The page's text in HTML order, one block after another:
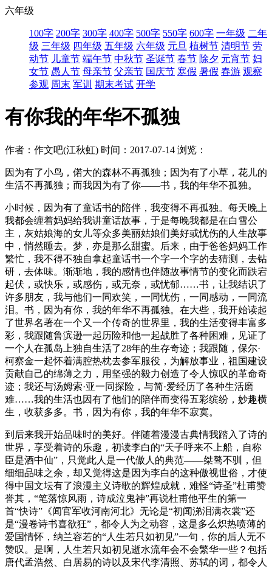
六年级
100字 200字 300字 400字 500字 550字 600字 一年级 二年
级 三年级 四年级 五年级 六年级 元旦 植树节 清明节 劳
动节 儿童节 端午节 中秋节 圣诞节 春节 除夕 元宵节 妇
女节 愚人节 母亲节 父亲节 国庆节 寒假 暑假 春游 观察
参观 周末 军训 期末考试 开学
有你我的年华不孤独
作者：作文吧(江秋虹) 时间：2017-07-14 浏览：
因为有了小鸟，偌大的森林不再孤独；因为有了小草，花儿的
生活不再孤独；而我因为有了你——书，我的年华不孤独。
小时候，因为有了童话书的陪伴，我变得不再孤独。每天晚上
我都会缠着妈妈给我讲童话故事，于是每晚我都是在白雪公
主，灰姑娘海的女儿等众多美丽姑娘们美好或忧伤的人生故事
中，悄然睡去。梦，亦是那么甜蜜。后来，由于爸爸妈妈工作
繁忙，我不得不独自拿起童话书一个字一个字的去猜测，去钻
研，去体味。渐渐地，我的感情也伴随故事情节的变化而跌宕
起伏，或快乐，或感伤，或无奈，或忧郁……书，让我结识了
许多朋友，我与他们一同欢笑，一同忧伤，一同感动，一同流
泪。书，因为有你，我的年华不再孤独。在大些，我开始读起
了世界名著在一个又一个传奇的世界里，我的生活变得丰富多
彩，我跟随鲁滨逊一起历险和他一起战胜了各种困难，见证了
一个人在孤岛上独自生活了28年的生存奇迹；我跟随，保尔·
柯察金一起怀着满腔热枕去参军服役，为解放事业，祖国建设
贡献自己的绵薄之力，用坚强的毅力创造了令人惊叹的革命奇
迹；我还与汤姆索·亚一同探险，与简·爱经历了各种生活磨
难……我的生活也因有了他们的陪伴而变得五彩缤纷，妙趣横
生，收获多多。书，因为有你，我的年华不寂寞。
到后来我开始品味时的美好。伴随着漫漫古典情我踏入了诗的
世界，享受着诗的乐趣，初读李白的“天子呼来不上船，自称
臣是酒中仙”，只觉此人是一代傲人的典范——桀骜不驯，但
细细品味之余，却又觉得这是因为李白的这种傲视世俗，才使
得中国文坛有了浪漫主义诗歌的辉煌成就，难怪“诗圣”杜甫赞
誉其，“笔落惊风雨，诗成泣鬼神”再说杜甫他平生的第一
首“快诗”《闻官军收河南河北》无论是“初闻涕泪满衣裳”还
是“漫卷诗书喜欲狂”，都令人为之动容，这是多么炽热喷薄的
爱国情怀，纳兰容若的“人生若只如初见”一句，你的后人无不
赞叹。是啊，人生若只如初见逝水流年会不会繁华一些？包括
唐代孟浩然、白居易的诗以及宋代李清照、苏轼的词，都令人